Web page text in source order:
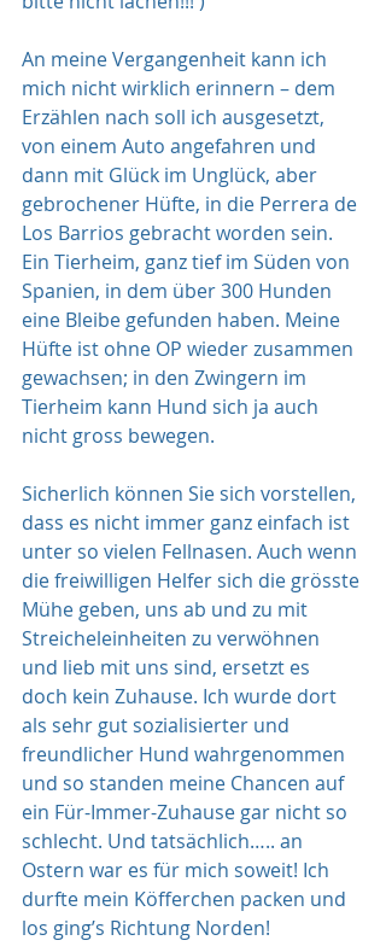
An meine Vergangenheit kann ich
mich nicht wirklich erinnern – dem
Erzählen nach soll ich ausgesetzt,
von einem Auto angefahren und
dann mit Glück im Unglück, aber
gebrochener Hüfte, in die Perrera de
Los Barrios gebracht worden sein.
Ein Tierheim, ganz tief im Süden von
Spanien, in dem über 300 Hunden
eine Bleibe gefunden haben. Meine
Hüfte ist ohne OP wieder zusammen
gewachsen; in den Zwingern im
Tierheim kann Hund sich ja auch
nicht gross bewegen.
Sicherlich können Sie sich vorstellen,
dass es nicht immer ganz einfach ist
unter so vielen Fellnasen. Auch wenn
die freiwilligen Helfer sich die grösste
Mühe geben, uns ab und zu mit
Streicheleinheiten zu verwöhnen
und lieb mit uns sind, ersetzt es
doch kein Zuhause. Ich wurde dort
als sehr gut sozialisierter und
freundlicher Hund wahrgenommen
und so standen meine Chancen auf
ein Für-Immer-Zuhause gar nicht so
schlecht. Und tatsächlich….. an
Ostern war es für mich soweit! Ich
durfte mein Köfferchen packen und
los ging’s Richtung Norden!